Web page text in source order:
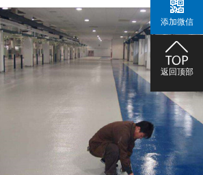
添加微信
返回顶部